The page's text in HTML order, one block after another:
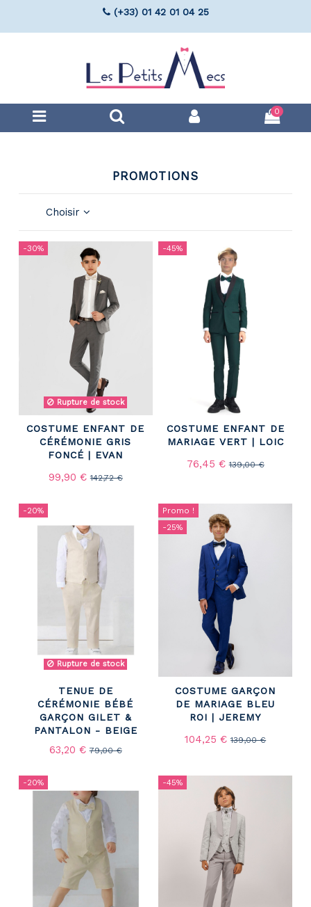
(+33) 01 42 01 04 25
0
PROMOTIONS
Choisir
-30%
Rupture de stock
COSTUME ENFANT DE
CÉRÉMONIE GRIS
FONCÉ | EVAN
99,90 €142,72 €
-45%
COSTUME ENFANT DE
MARIAGE VERT | LOIC
76,45 €139,00 €
-20%
Rupture de stock
TENUE DE
CÉRÉMONIE BÉBÉ
GARÇON GILET &
PANTALON - BEIGE
63,20 €79,00 €
Promo !
-25%
COSTUME GARÇON
DE MARIAGE BLEU
ROI | JEREMY
104,25 €139,00 €
-20% -45%